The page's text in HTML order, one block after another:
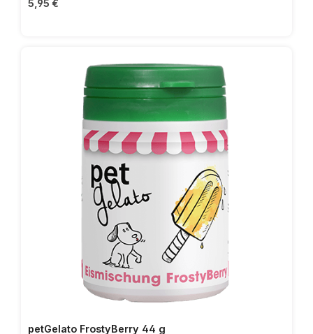
dents et des soins dentairesLongue amusant à mâcher
Bovins peuvent être rempli et congelé très bien avec
PetGelato. Pour les chiens, il en résulte un double fun:
lécher et mâcher!Composition: 100% sabot de bovin
séchéConstituants analytiques et teneurs: protéine
brute 34,4%, matières grasses brutes 4,3%, cendres
brutes 8,5%, humidité 10%Responsabilité partagée:
Comme tous les mâcher snacks, aussi Fit-Hap Sabots
des Bovins devrait être mâché de votre chien sous
votre supervision.Cet article est un produit naturel et
peut varier grandement de la taille, la couleur, la forme
et le poids.Le snack à mâcher naturel pour des dents
et gencives sainessabots des bovins sont
5,95 €
petGelato FrostyBerry 44 g